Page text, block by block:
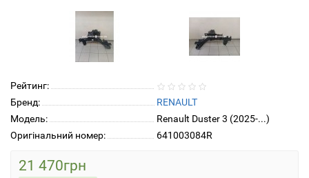
Рейтинг:
Бренд:
RENAULT
Модель:
Renault Duster 3 (2025-...)
Оригінальний номер:
641003084R
21 470грн